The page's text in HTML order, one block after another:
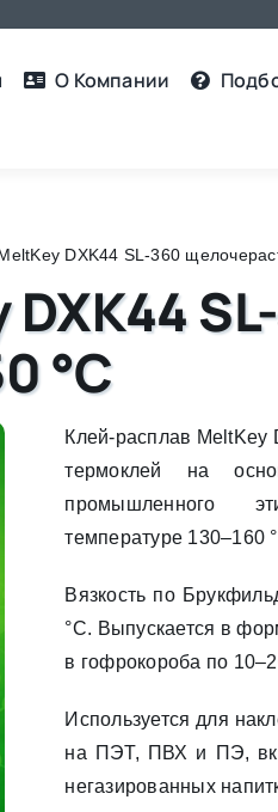
О Компании
DXK44 SL-360
°C
Клей-расплав
термоклей на
промышленного
температуре 130–160
Вязкость по
°C. Выпускается в
в гофрокороба по
Используется для
на ПЭТ, ПВХ и ПЭ,
негазированных